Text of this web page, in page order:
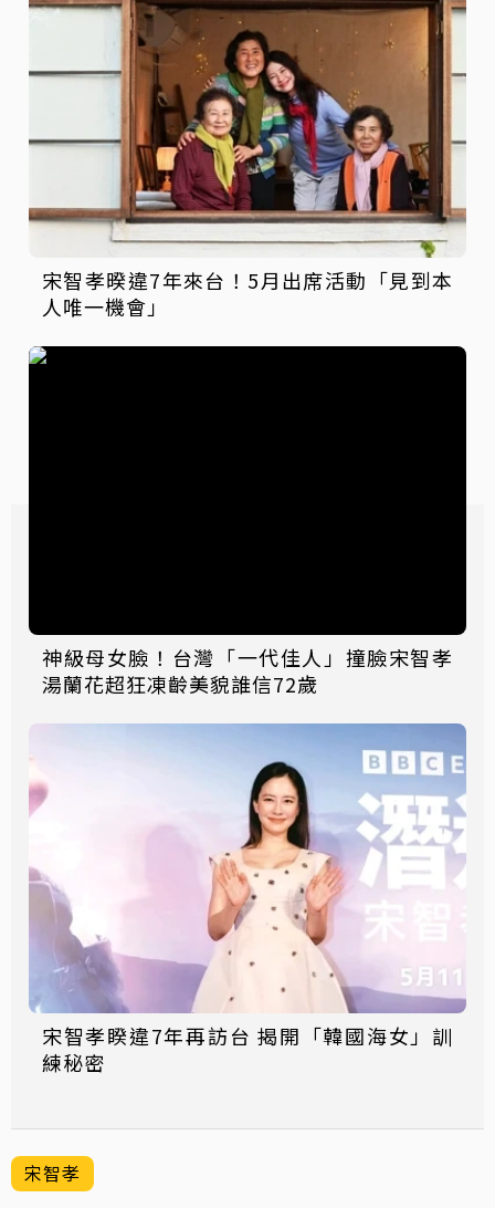
宋智孝暌違7年來台！5月出席活動「見到本
人唯一機會」
神級母女臉！台灣「一代佳人」撞臉宋智孝
湯蘭花超狂凍齡美貌誰信72歲
宋智孝睽違7年再訪台 揭開「韓國海女」訓
練秘密
宋智孝